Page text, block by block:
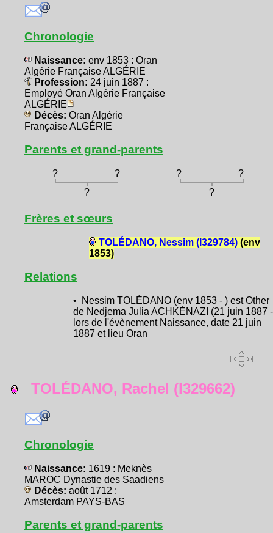
Chronologie
Naissance: env 1853 : Oran
Algérie Française ALGÉRIE
Profession: 24 juin 1887 :
Employé Oran Algérie Française
ALGÉRIE
Décès: Oran Algérie
Française ALGÉRIE
Parents et grand-parents
? ? ?
?
?
?
Frères et sœurs
TOLÉDANO, Nessim (I329784)(env
1853)
Relations
• Nessim TOLÉDANO (env 1853 - ) est Other
de Nedjema Julia ACHKÉNAZI (21 juin 1887
lors de l'évènement Naissance, date 21 juin
1887 et lieu Oran
TOLÉDANO, Rachel (I329662)
Chronologie
Naissance: 1619 : Meknès
MAROC Dynastie des Saadiens
Décès: août 1712 :
Amsterdam PAYS-BAS
Parents et grand-parents